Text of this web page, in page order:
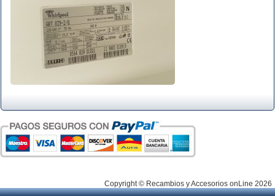
Copyright © Recambios y Accesorios onLine 2026